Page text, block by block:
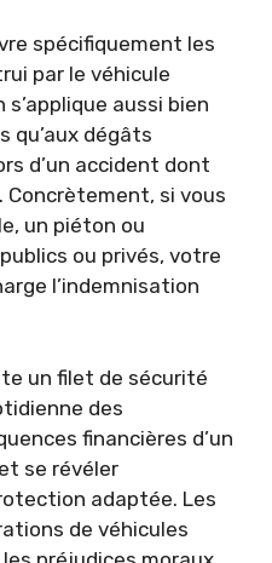
spécifiquement les
par le véhicule
aussi bien
qu’aux dégâts
d’un accident dont
Concrètement, si vous
un piéton ou
ou privés, votre
l’indemnisation
un filet de sécurité
des
financières d’un
se révéler
adaptée. Les
de véhicules